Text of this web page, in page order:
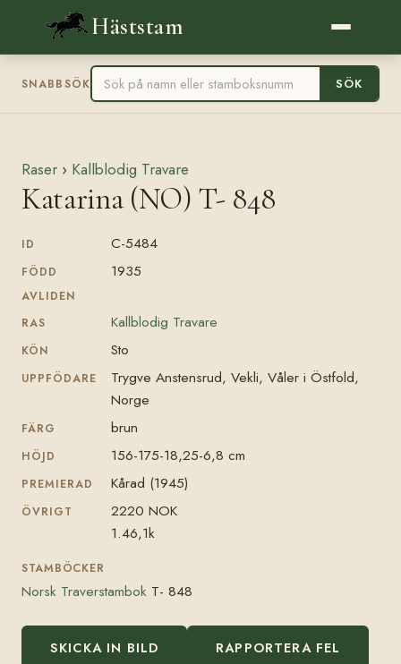
Häststam
SNABBSÖK SÖK
Raser › Kallblodig Travare
Katarina (NO) T- 848
ID C-5484
FÖDD 1935
AVLIDEN
RAS
Kallblodig Travare
KÖN Sto
UPPFÖDARE
Trygve Anstensrud, Vekli, Våler i Östfold,
Norge
FÄRG brun
HÖJD 156-175-18,25-6,8 cm
PREMIERAD Kårad (1945)
ÖVRIGT
2220 NOK
1.46,1k
STAMBÖCKER
Norsk Traverstambok T- 848
SKICKA IN BILD RAPPORTERA FEL